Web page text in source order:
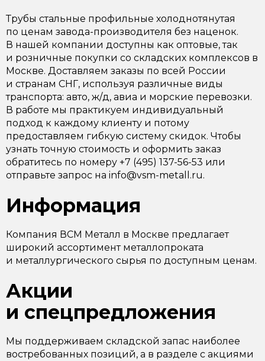
Трубы стальные профильные холоднотянутая
по ценам завода-производителя без наценок.
В нашей компании доступны как оптовые, так
и розничные покупки со складских комплексов в
Москве. Доставляем заказы по всей России
и странам СНГ, используя различные виды
транспорта: авто, ж/д, авиа и морские перевозки.
В работе мы практикуем индивидуальный
подход к каждому клиенту и потому
предоставляем гибкую систему скидок. Чтобы
узнать точную стоимость и оформить заказ
обратитесь по номеру +7 (495) 137-56-53 или
отправьте запрос на info@vsm-metall.ru.
Информация
Компания ВСМ Металл в Москве предлагает
широкий ассортимент металлопроката
и металлургического сырья по доступным ценам.
Акции
и спецпредложения
Мы поддерживаем складской запас наиболее
востребованных позиций, а в разделе с акциями